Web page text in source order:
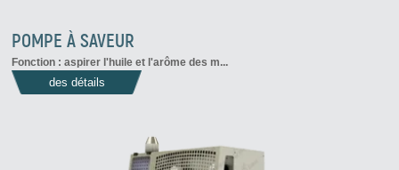
POMPE À SAVEUR
Fonction : aspirer l'huile et l'arôme des m...
des détails